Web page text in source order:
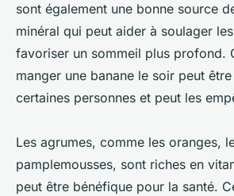
sont également une bonne source
minéral qui peut aider à soulager
favoriser un sommeil plus profond.
manger une banane le soir peut
certaines personnes et peut les
Les agrumes, comme les oranges,
pamplemousses, sont riches en
peut être bénéfique pour la santé.